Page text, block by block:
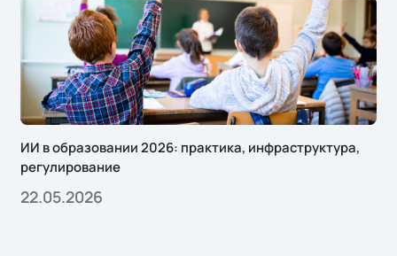
ИИ в образовании 2026: практика, инфраструктура,
регулирование
22.05.2026